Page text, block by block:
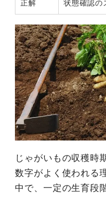
正解 状態確認の
じゃがいもの収穫時
数字がよく使われる
中で、一定の生育段